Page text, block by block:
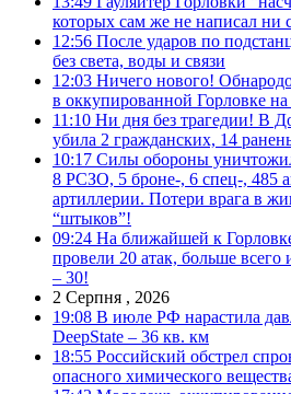
которых сам же не написал ни
12:56 После ударов по
без света, воды и связи
12:03 Ничего нового!
в оккупированной Горловке на
11:10 Ни дня без трагедии! В
убила 2 гражданских, 14
10:17 Силы обороны
8 РСЗО, 5 броне-, 6 спец-, 485
артиллерии. Потери врага в
“штыков”!
09:24 На ближайшей к
провели 20 атак, больше
– 30!
2 Серпня , 2026
19:08 В июле РФ нарастила
DeepState – 36 кв. км
18:55 Российский обстрел
опасного химического